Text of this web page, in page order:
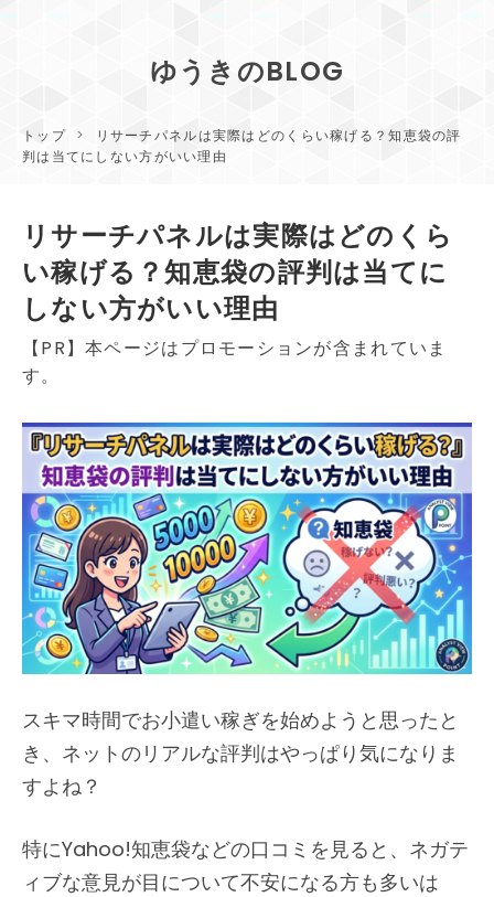
ゆうきのBLOG
トップ >
リサーチパネルは実際はどのくらい稼げる？知恵袋の評
判は当てにしない方がいい理由
リサーチパネルは実際はどのくら
い稼げる？知恵袋の評判は当てに
しない方がいい理由
【PR】本ページはプロモーションが含まれていま
す。
スキマ時間でお小遣い稼ぎを始めようと思ったと
き、ネットのリアルな評判はやっぱり気になりま
すよね？
特にYahoo!知恵袋などの口コミを見ると、ネガテ
ィブな意見が目について不安になる方も多いは